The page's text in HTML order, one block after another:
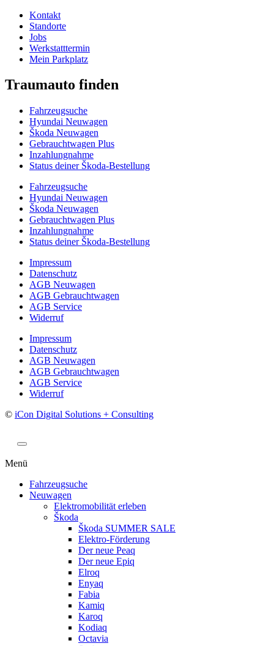
Kontakt
Standorte
Jobs
Werkstatttermin
Mein Parkplatz
Traumauto finden
Fahrzeugsuche
Hyundai Neuwagen
Škoda Neuwagen
Gebrauchtwagen Plus
Inzahlungnahme
Status deiner Škoda-Bestellung
Fahrzeugsuche
Hyundai Neuwagen
Škoda Neuwagen
Gebrauchtwagen Plus
Inzahlungnahme
Status deiner Škoda-Bestellung
Impressum
Datenschutz
AGB Neuwagen
AGB Gebrauchtwagen
AGB Service
Widerruf
Impressum
Datenschutz
AGB Neuwagen
AGB Gebrauchtwagen
AGB Service
Widerruf
© iCon Digital Solutions + Consulting
Menü
Fahrzeugsuche
Neuwagen
Elektromobilität erleben
Škoda
Škoda SUMMER SALE
Elektro-Förderung
Der neue Peaq
Der neue Epiq
Elroq
Enyaq
Fabia
Kamiq
Karoq
Kodiaq
Octavia